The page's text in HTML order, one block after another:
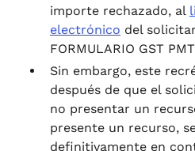
importe rechazado, al
electrónico del
FORMULARIO GST
Sin embargo, este
después de que el
no presentar un
presente un recurso,
definitivamente en